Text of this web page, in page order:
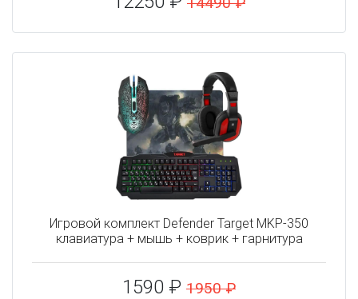
Игровой комплект Defender Target MKP-350
клавиатура + мышь + коврик + гарнитура
1590 ₽ 1950 ₽